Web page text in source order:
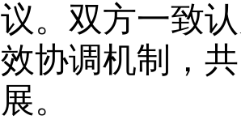
议。双方一致
效协调机制，
展。